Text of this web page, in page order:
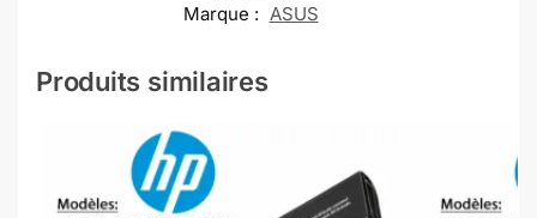
Marque : ASUS
Produits similaires